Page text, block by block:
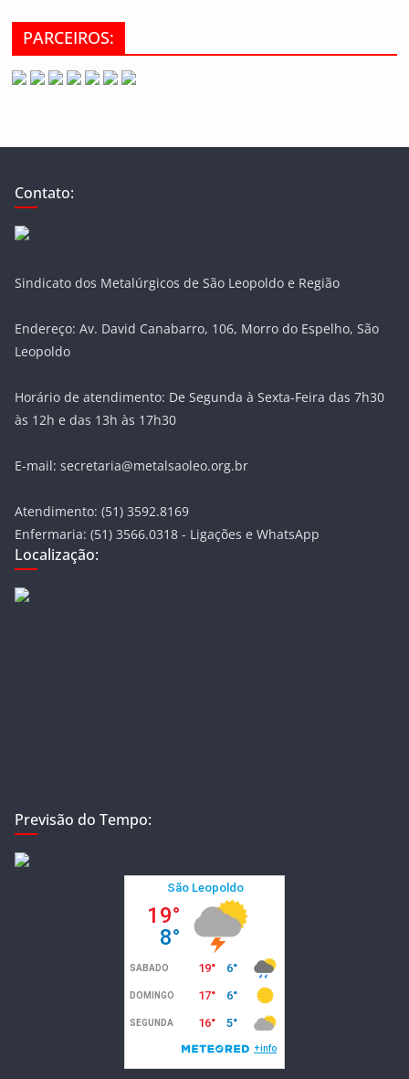
PARCEIROS:
Contato:
Sindicato dos Metalúrgicos de São Leopoldo e Região
Endereço: Av. David Canabarro, 106, Morro do Espelho, São
Leopoldo
Horário de atendimento: De Segunda à Sexta-Feira das 7h30
às 12h e das 13h às 17h30
E-mail: secretaria@metalsaoleo.org.br
Atendimento: (51) 3592.8169
Enfermaria: (51) 3566.0318 - Ligações e WhatsApp
Localização:
Previsão do Tempo: